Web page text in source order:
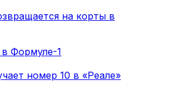
на корты в
в Формуле-1
номер 10 в «Реале»